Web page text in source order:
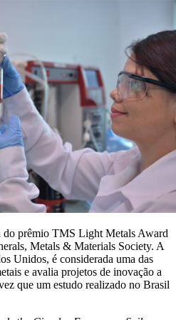
do prêmio TMS Light Metals Award
Metals & Materials Society. A
Unidos, é considerada uma das
e avalia projetos de inovação a
que um estudo realizado no Brasil